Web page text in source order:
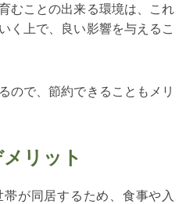
むことの出来る環境は、これ
く上で、良い影響を与えるこ
ので、節約できることもメリ
リット
が同居するため、食事や入